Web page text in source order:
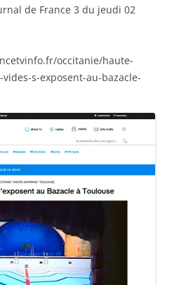
de France 3 du jeudi 02
occitanie/haute-
s-exposent-au-bazacle-